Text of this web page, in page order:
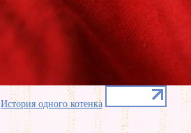
История одного котенка